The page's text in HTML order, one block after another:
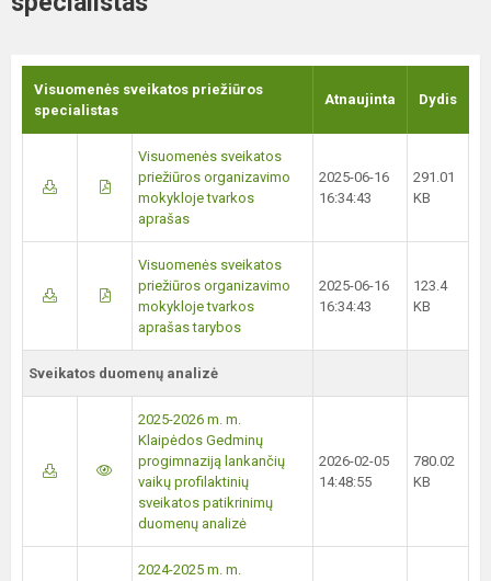
Visuomenės sveikatos priežiūros
specialistas
Atnaujinta Dydis
Visuomenės sveikatos
priežiūros organizavimo
mokykloje tvarkos
aprašas
2025-06-16
16:34:43
291.01
KB
Visuomenės sveikatos
priežiūros organizavimo
mokykloje tvarkos
aprašas tarybos
2025-06-16
16:34:43
123.4
KB
Sveikatos duomenų analizė
2025-2026 m. m.
Klaipėdos Gedminų
progimnaziją lankančių
vaikų profilaktinių
sveikatos patikrinimų
duomenų analizė
2026-02-05
14:48:55
780.02
KB
2024-2025 m. m.